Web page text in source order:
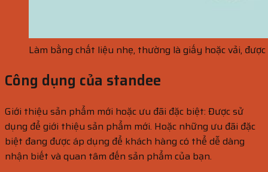
Làm bằng chất liệu nhẹ, thường là giấy hoặc vải,
Công dụng của standee
Giới thiệu sản phẩm mới hoặc ưu đãi đặc biệt: Được sử
dụng để giới thiệu sản phẩm mới. Hoặc những ưu đãi đặc
biệt đang được áp dụng để khách hàng có thể dễ dàng
nhận biết và quan tâm đến sản phẩm của bạn.